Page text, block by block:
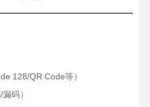
128/QR Code等）
码）